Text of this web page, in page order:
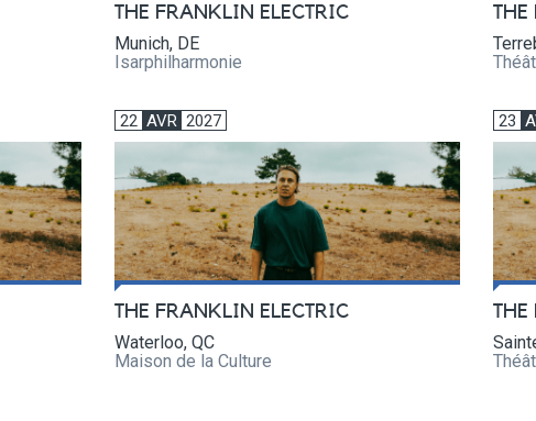
THE FRANKLIN ELECTRIC
Munich, DE
Isarphilharmonie
THE
22 AVR 2027
THE FRANKLIN ELECTRIC
Waterloo, QC
Maison de la Culture
23
THE